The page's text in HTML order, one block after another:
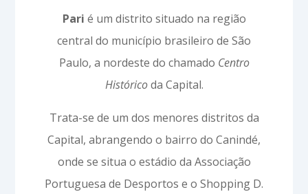
Pari é um distrito situado na região
central do município brasileiro de São
Paulo, a nordeste do chamado Centro
Históricoda Capital.
Trata-se de um dos menores distritos da
Capital, abrangendo o bairro do Canindé,
onde se situa o estádio da Associação
Portuguesa de Desportos e o Shopping D.